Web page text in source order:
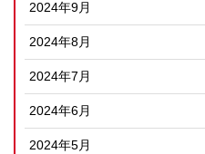
2024年9月
2024年8月
2024年7月
2024年6月
2024年5月